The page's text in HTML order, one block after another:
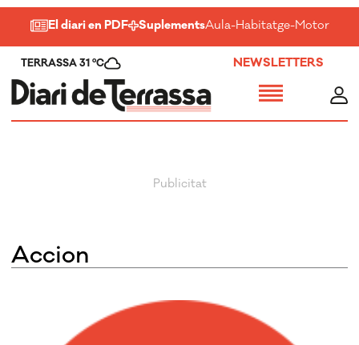
El diari en PDF SuplementsAula-Habitatge-Motor-
TERRASSA 31 ºC NEWSLETTERS
Accion